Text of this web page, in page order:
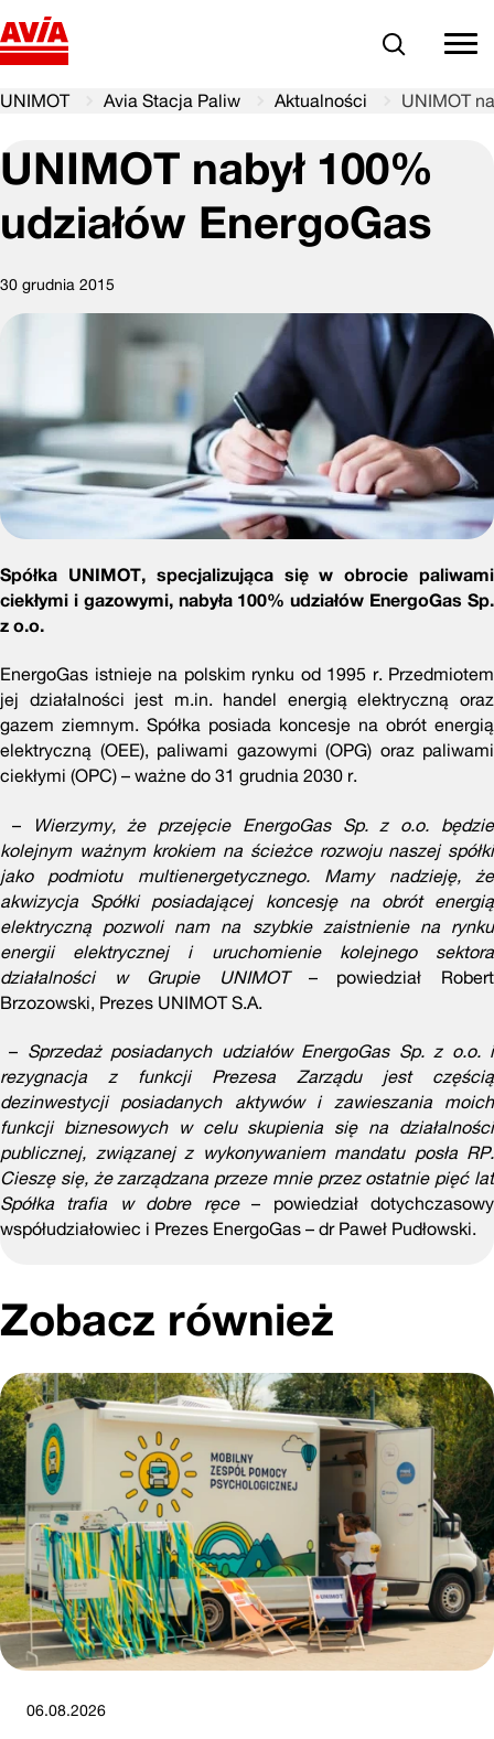
Szukaj
UNIMOT Avia Stacja Paliw Aktualności UNIMOT
UNIMOT nabył 100%
udziałów EnergoGas
30 grudnia 2015
Spółka UNIMOT, specjalizująca się w obrocie paliwami
ciekłymi i gazowymi, nabyła 100% udziałów EnergoGas Sp.
z o.o.
EnergoGas istnieje na polskim rynku od 1995 r. Przedmiotem
jej działalności jest m.in. handel energią elektryczną oraz
gazem ziemnym. Spółka posiada koncesje na obrót energią
elektryczną (OEE), paliwami gazowymi (OPG) oraz paliwami
ciekłymi (OPC) – ważne do 31 grudnia 2030 r.
–
Wierzymy, że przejęcie EnergoGas Sp. z o.o. będzie
kolejnym ważnym krokiem na ścieżce rozwoju naszej spółki
jako podmiotu multienergetycznego. Mamy nadzieję, że
akwizycja Spółki posiadającej koncesję na obrót energią
elektryczną pozwoli nam na szybkie zaistnienie na rynku
energii elektrycznej i uruchomienie kolejnego sektora
działalności w Grupie UNIMOT– powiedział Robert
Brzozowski, Prezes UNIMOT S.A.
– Sprzedaż posiadanych udziałów EnergoGas Sp. z o.o. i
rezygnacja z funkcji Prezesa Zarządu jest częścią
dezinwestycji posiadanych aktywów i zawieszania moich
funkcji biznesowych w celu skupienia się na działalności
publicznej, związanej z wykonywaniem mandatu posła RP.
Cieszę się, że zarządzana przeze mnie przez ostatnie pięć lat
Spółka trafia w dobre ręce– powiedział dotychczasowy
współudziałowiec i Prezes EnergoGas – dr Paweł Pudłowski.
Zobacz również
06.08.2026